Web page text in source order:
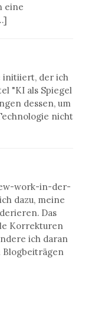
eine
initiiert, der ich
"KI als Spiegel
dessen, um
nicht
work-in-der-
dazu, meine
Das
Korrekturen
ich daran
Blogbeiträgen